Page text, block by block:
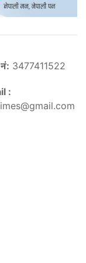
3477411522
: